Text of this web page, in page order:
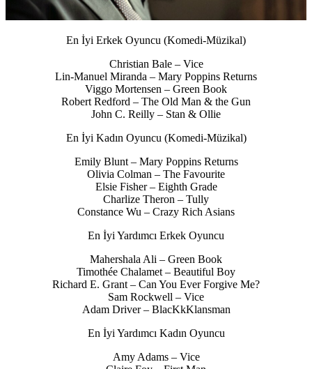
En İyi Erkek Oyuncu (Komedi-Müzikal)
Christian Bale – Vice
Lin-Manuel Miranda – Mary Poppins Returns
Viggo Mortensen – Green Book
Robert Redford – The Old Man & the Gun
John C. Reilly – Stan & Ollie
En İyi Kadın Oyuncu (Komedi-Müzikal)
Emily Blunt – Mary Poppins Returns
Olivia Colman – The Favourite
Elsie Fisher – Eighth Grade
Charlize Theron – Tully
Constance Wu – Crazy Rich Asians
En İyi Yardımcı Erkek Oyuncu
Mahershala Ali – Green Book
Timothée Chalamet – Beautiful Boy
Richard E. Grant – Can You Ever Forgive Me?
Sam Rockwell – Vice
Adam Driver – BlacKkKlansman
En İyi Yardımcı Kadın Oyuncu
Amy Adams – Vice